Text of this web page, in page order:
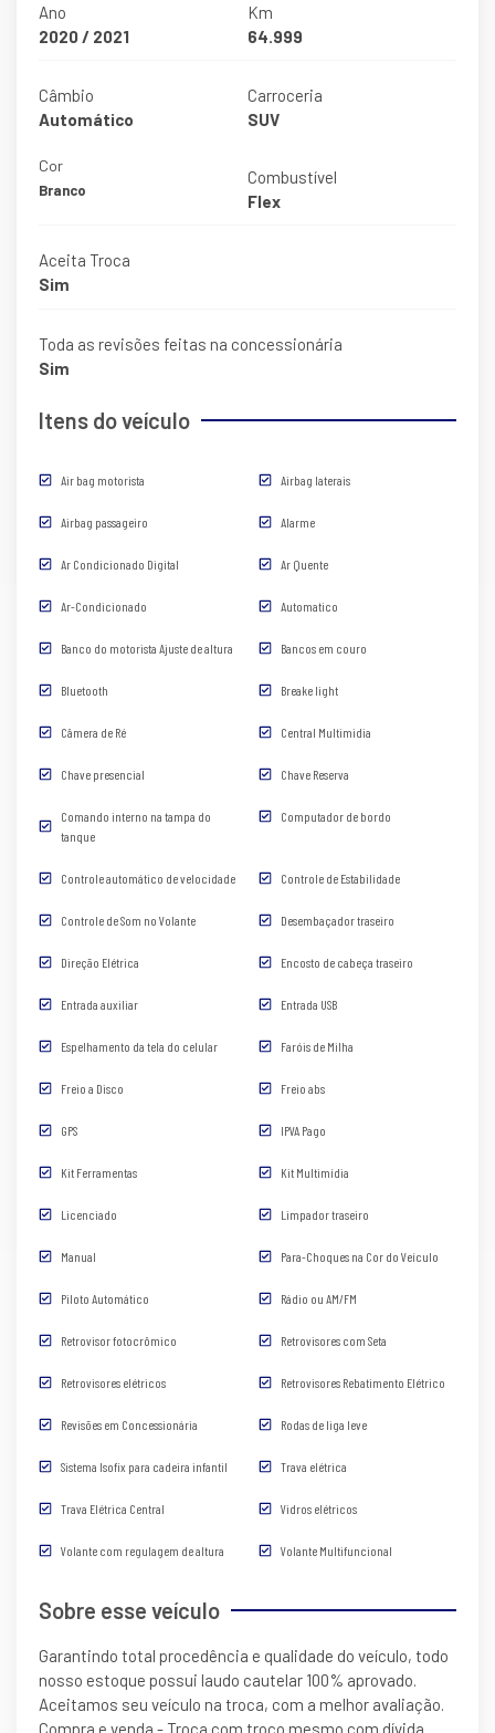
Ano
2020 / 2021
Km
64.999
Câmbio
Automático
Carroceria
SUV
Cor
Branco
Combustível
Flex
Aceita Troca
Sim
Toda as revisões feitas na concessionária
Sim
Itens do veículo
Air bag motorista Airbag laterais
Airbag passageiro Alarme
Ar Condicionado Digital Ar Quente
Ar-Condicionado Automatico
Banco do motorista Ajuste de altura Bancos em couro
Bluetooth Breake light
Câmera de Ré Central Multimidia
Chave presencial Chave Reserva
Comando interno na tampa do
tanque
Computador de bordo
Controle automático de velocidade Controle de Estabilidade
Controle de Som no Volante Desembaçador traseiro
Direção Elétrica Encosto de cabeça traseiro
Entrada auxiliar Entrada USB
Espelhamento da tela do celular Faróis de Milha
Freio a Disco Freio abs
GPS IPVA Pago
Kit Ferramentas Kit Multimídia
Licenciado Limpador traseiro
Manual Para-Choques na Cor do Veículo
Piloto Automático Rádio ou AM/FM
Retrovisor fotocrômico Retrovisores com Seta
Retrovisores elétricos Retrovisores Rebatimento Elétrico
Revisões em Concessionária Rodas de liga leve
Sistema Isofix para cadeira infantil Trava elétrica
Trava Elétrica Central Vidros elétricos
Volante com regulagem de altura Volante Multifuncional
Sobre esse veículo
Garantindo total procedência e qualidade do veículo, todo
nosso estoque possui laudo cautelar 100% aprovado.
Aceitamos seu veículo na troca, com a melhor avaliação.
Compra e venda - Troca com troco mesmo com dívida.